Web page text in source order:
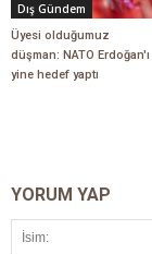
Dış Gündem
Üyesi olduğumuz
düşman: NATO Erdoğan'ı
yine hedef yaptı
YORUM YAP